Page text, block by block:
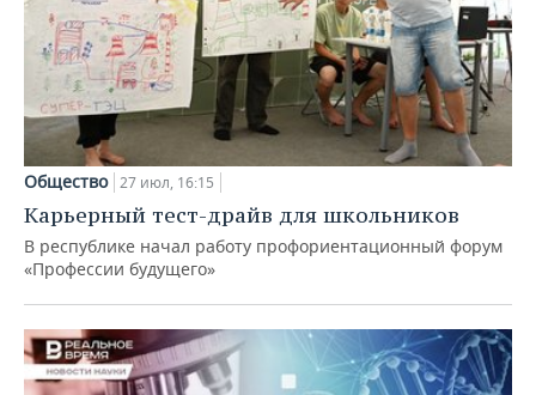
Общество 27 июл, 16:15
Карьерный тест-драйв для школьников
В республике начал работу профориентационный форум
«Профессии будущего»